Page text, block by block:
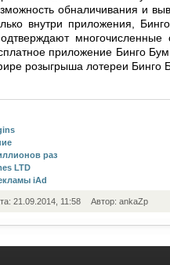
обналичивания и
внутри приложения,
приложение Бинго
розыгрыша лотереи Бинго
раз
LTD
iAd
21.09.2014, 11:58 Автор: ankaZp